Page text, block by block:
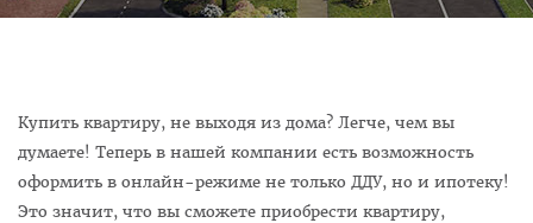
Купить квартиру, не выходя из дома? Легче, чем вы
думаете! Теперь в нашей компании есть возможность
оформить в онлайн-режиме не только ДДУ, но и ипотеку!
Это значит, что вы сможете приобрести квартиру,